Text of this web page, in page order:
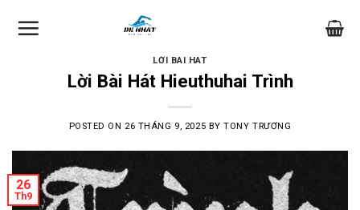
LỜI BÀI HÁT
Lời Bài Hát Hieuthuhai Trình
POSTED ON 26 THÁNG 9, 2025 BYTONY TRƯƠNG
26
Th9